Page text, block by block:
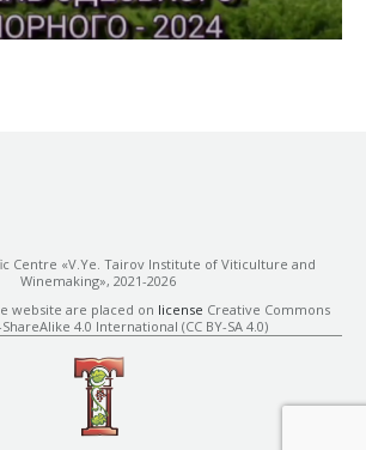
Centre «V.Ye. Tairov Institute of Viticulture and
Winemaking», 2021-2026
website are placed on license Creative Commons
4.0 International (CC BY-SA 4.0)